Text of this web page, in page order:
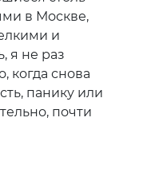
в Москве,
и
я не раз
когда снова
панику или
почти